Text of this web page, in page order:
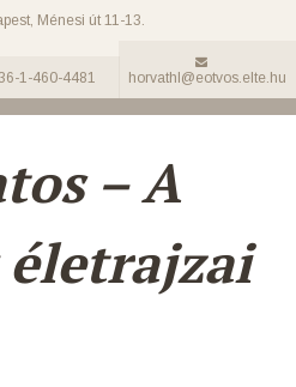
Ménesi út 11-13.
1-460-4481 horvathl@eotvos.elte.hu
– A